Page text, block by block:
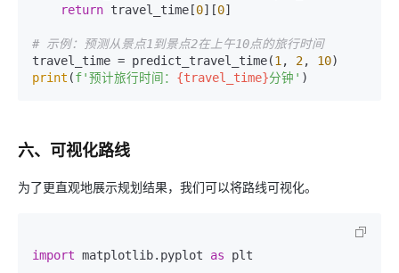
return travel_time[0][0]
# 示例：预测从景点1到景点2在上午10点的旅行时间
travel_time = predict_travel_time(1 , 2, 10
print (f'预计旅行时间： {travel_time}分钟'
六、可视化路线
为了更直观地展示规划结果，我们可以将路线可视化。
import matplotlib.pyplot as plt